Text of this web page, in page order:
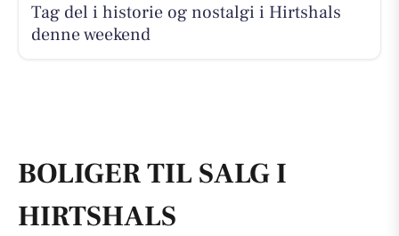
Tag del i historie og nostalgi i Hirtshals
denne weekend
BOLIGER TIL SALG I
HIRTSHALS